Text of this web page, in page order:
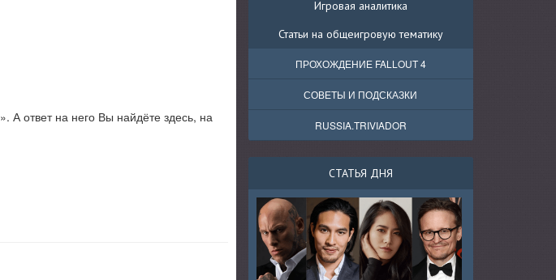
». А ответ на него Вы найдёте здесь, на
Игровая аналитика
Статьи на общеигровую тематику
ПРОХОЖДЕНИЕ FALLOUT 4
СОВЕТЫ И ПОДСКАЗКИ
RUSSIA.TRIVIADOR
СТАТЬЯ ДНЯ